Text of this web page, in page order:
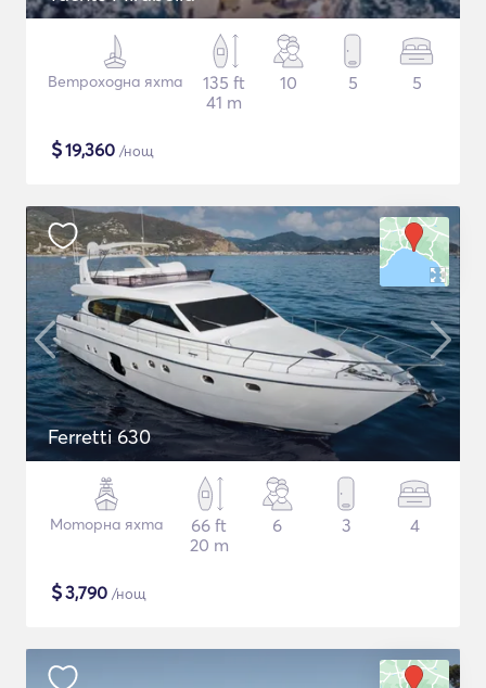
Ветроходна яхта
135 ft
41 m
10 5 5
$19,360 /нощ
Ferretti 630
Моторна яхта
66 ft
20 m
6 3 4
$3,790 /нощ